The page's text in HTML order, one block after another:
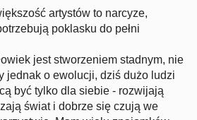
artystów to narcyze,
poklasku do pełni
jest stworzeniem stadnym, nie
jednak o ewolucji, dziś dużo ludzi
być tylko dla siebie - rozwijają
świat i dobrze się czują we